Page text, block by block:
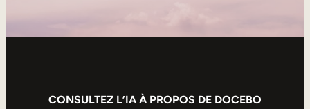
CONSULTEZ L’IA À PROPOS DE DOCEBO